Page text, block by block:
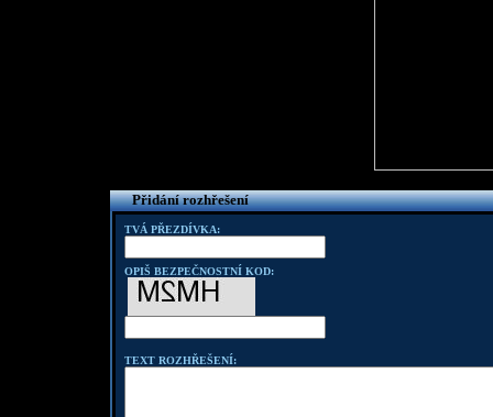
Přidání rozhřešení
TVÁ PŘEZDÍVKA:
OPIŠ BEZPEČNOSTNÍ KOD:
TEXT ROZHŘEŠENÍ: